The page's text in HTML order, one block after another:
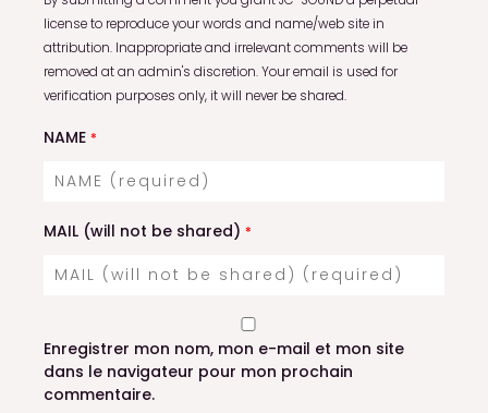
license to reproduce your words and name/web site in
attribution. Inappropriate and irrelevant comments will be
removed at an admin's discretion. Your email is used for
verification purposes only, it will never be shared.
NAME *
MAIL (will not be shared) *
Enregistrer mon nom, mon e-mail et mon site
dans le navigateur pour mon prochain
commentaire.